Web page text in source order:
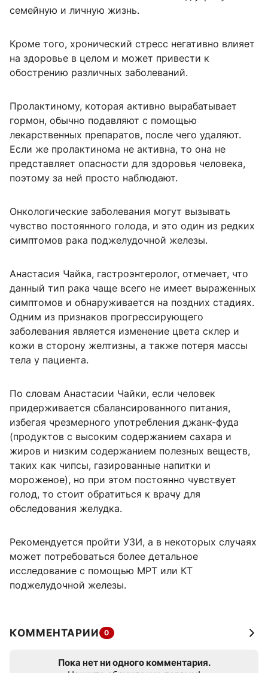
семейную и личную жизнь.
Кроме того, хронический стресс негативно влияет
на здоровье в целом и может привести к
обострению различных заболеваний.
Пролактиному, которая активно вырабатывает
гормон, обычно подавляют с помощью
лекарственных препаратов, после чего удаляют.
Если же пролактинома не активна, то она не
представляет опасности для здоровья человека,
поэтому за ней просто наблюдают.
Онкологические заболевания могут вызывать
чувство постоянного голода, и это один из редких
симптомов рака поджелудочной железы.
Анастасия Чайка, гастроэнтеролог, отмечает, что
данный тип рака чаще всего не имеет выраженных
симптомов и обнаруживается на поздних стадиях.
Одним из признаков прогрессирующего
заболевания является изменение цвета склер и
кожи в сторону желтизны, а также потеря массы
тела у пациента.
По словам Анастасии Чайки, если человек
придерживается сбалансированного питания,
избегая чрезмерного употребления джанк-фуда
(продуктов с высоким содержанием сахара и
жиров и низким содержанием полезных веществ,
таких как чипсы, газированные напитки и
мороженое), но при этом постоянно чувствует
голод, то стоит обратиться к врачу для
обследования желудка.
Рекомендуется пройти УЗИ, а в некоторых случаях
может потребоваться более детальное
исследование с помощью МРТ или КТ
поджелудочной железы.
КОММЕНТАРИИ 0
Пока нет ни одного комментария.